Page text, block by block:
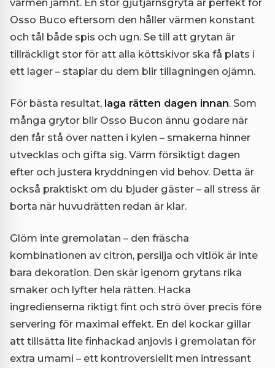
Osso Buco eftersom den håller värmen konstant
och tål både spis och ugn. Se till att grytan är
tillräckligt stor för att alla köttskivor ska få plats i
ett lager – staplar du dem blir tillagningen ojämn.
För bästa resultat, laga rätten dagen innan. Som
många grytor blir Osso Bucon ännu godare när
den får stå över natten i kylen – smakerna hinner
utvecklas och gifta sig. Värm försiktigt dagen
efter och justera kryddningen vid behov. Detta är
också praktiskt om du bjuder gäster – all stress är
borta när huvudrätten redan är klar.
Glöm inte gremolatan – den fräscha
kombinationen av citron, persilja och vitlök är inte
bara dekoration. Den skär igenom grytans rika
smaker och lyfter hela rätten. Hacka
ingredienserna riktigt fint och strö över precis före
servering för maximal effekt. En del kockar gillar
att tillsätta lite finhackad anjovis i gremolatan för
extra umami – ett kontroversiellt men intressant